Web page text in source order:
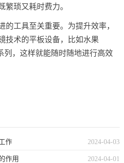
繁琐又耗时费力。
的工具至关重要。为提升效率，
技术的平板设备，比如水果
列，这样就能随时随地进行高效
2024-04-03
作
2024-04-01
作用